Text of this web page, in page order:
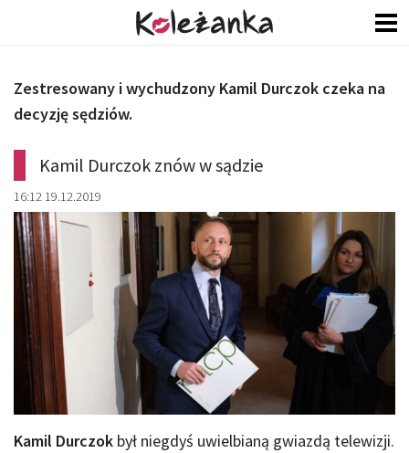
Kamil Durczok znów w sądzie
16:12 19.12.2019
Zestresowany i wychudzony Kamil Durczok czeka na
decyzję sędziów.
Kamil Durczok był niegdyś uwielbianą gwiazdą telewizji.